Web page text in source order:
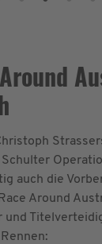
Schulter
auch die
Around
und